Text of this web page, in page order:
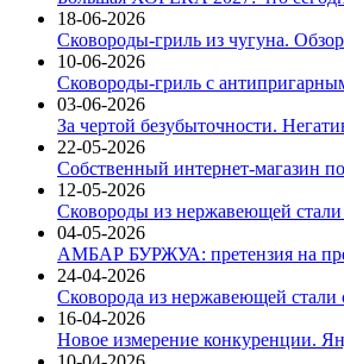
18-06-2026
Сковороды-гриль из чугуна.
10-06-2026
Сковороды-гриль с
03-06-2026
За чертой безубыточности.
22-05-2026
Собственный интернет-магазин
12-05-2026
Сковороды из нержавеющей
04-05-2026
АМБАР БУРЖУА: претензия на
24-04-2026
Сковорода из нержавеющей
16-04-2026
Новое измерение конкуренции.